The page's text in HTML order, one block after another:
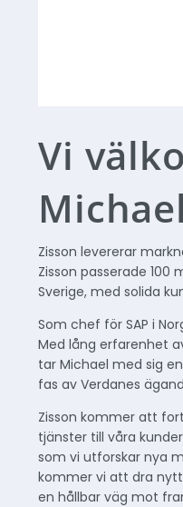
Vi
Zisson levererar
Zisson passerade
Sverige, med solida
Som chef för SAP i
Med lång erfarenhet
tar Michael med sig
fas av Verdanes
Zisson kommer att
tjänster till våra
som vi utforskar nya
kommer vi att dra
en hållbar väg mot